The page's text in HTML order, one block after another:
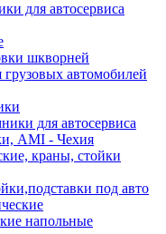
для автосервиса
шкворней
автомобилей
для автосервиса
АМІ - Чехия
краны, стойки
под авто
напольные